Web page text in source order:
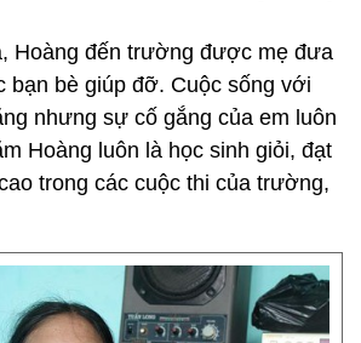
Hoàng đến trường được mẹ đưa
bạn bè giúp đỡ. Cuộc sống với
nhưng sự cố gắng của em luôn
Hoàng luôn là học sinh giỏi, đạt
trong các cuộc thi của trường,